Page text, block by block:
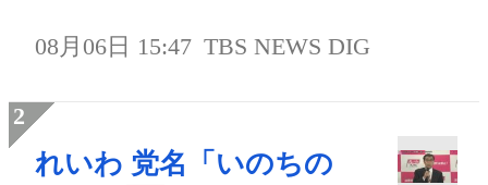
08月06日 15:47 TBS NEWS DIG
れいわ 党名「いのちの